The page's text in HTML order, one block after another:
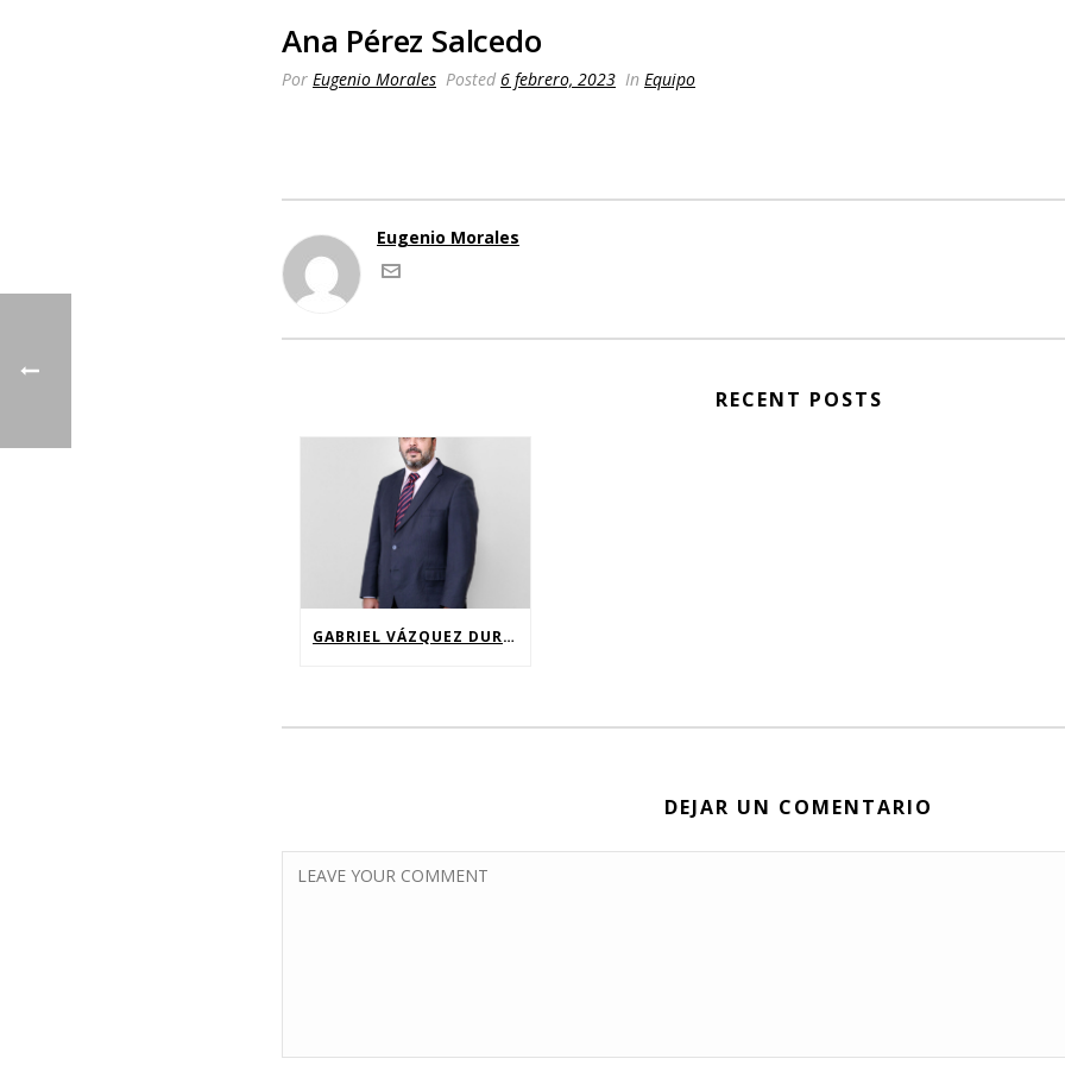
Ana Pérez Salcedo
Por Eugenio Morales Posted 6 febrero, 2023 In Equipo
Eugenio Morales
RECENT POSTS
GABRIEL VÁZQUEZ DURÁN
DEJAR UN COMENTARIO